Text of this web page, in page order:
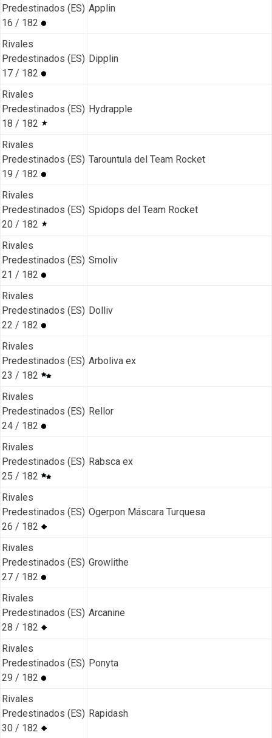
Predestinados (ES)
16 / 182
Applin
Rivales
Predestinados (ES)
17 / 182
Dipplin
Rivales
Predestinados (ES)
18 / 182
Hydrapple
Rivales
Predestinados (ES)
19 / 182
Tarountula del Team Rocket
Rivales
Predestinados (ES)
20 / 182
Spidops del Team Rocket
Rivales
Predestinados (ES)
21 / 182
Smoliv
Rivales
Predestinados (ES)
22 / 182
Dolliv
Rivales
Predestinados (ES)
23 / 182
Arboliva ex
Rivales
Predestinados (ES)
24 / 182
Rellor
Rivales
Predestinados (ES)
25 / 182
Rabsca ex
Rivales
Predestinados (ES)
26 / 182
Ogerpon Máscara Turquesa
Rivales
Predestinados (ES)
27 / 182
Growlithe
Rivales
Predestinados (ES)
28 / 182
Arcanine
Rivales
Predestinados (ES)
29 / 182
Ponyta
Rivales
Predestinados (ES)
30 / 182
Rapidash